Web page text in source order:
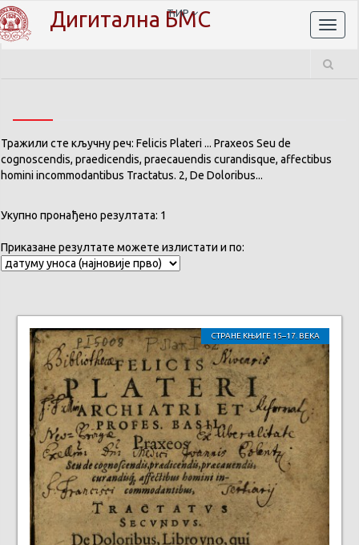
Дигитална БМС
ЋИР
Тражили сте кључну реч: Felicis Plateri ... Praxeos Seu de
cognoscendis, praedicendis, praecauendis curandisque, affectibus
homini incommodantibus Tractatus. 2, De Doloribus...
Укупно пронађено резултата: 1
Приказане резултате можете излистати и по:
СТРАНЕ КЊИГЕ 15–17. ВЕКА